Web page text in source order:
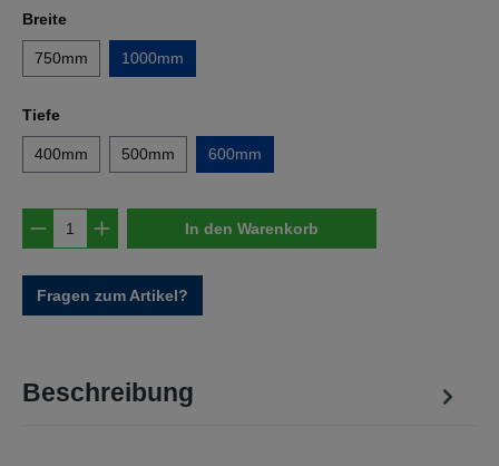
Breiteauswählen
750mm 1000mm
Tiefeauswählen
400mm 500mm 600mm
Produkt Anzahl: Gib den gewünschten
In den Warenkorb
Fragen zum Artikel?
Beschreibung